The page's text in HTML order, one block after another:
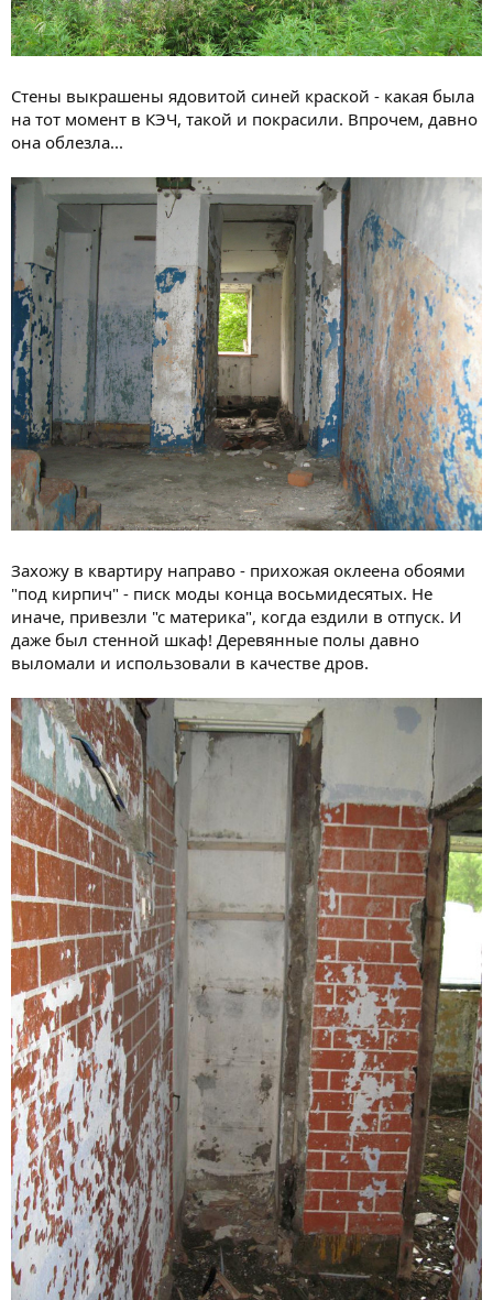
Стены выкрашены ядовитой синей краской - какая была
на тот момент в КЭЧ, такой и покрасили. Впрочем, давно
она облезла...
Захожу в квартиру направо - прихожая оклеена обоями
"под кирпич" - писк моды конца восьмидесятых. Не
иначе, привезли "с материка", когда ездили в отпуск. И
даже был стенной шкаф! Деревянные полы давно
выломали и использовали в качестве дров.